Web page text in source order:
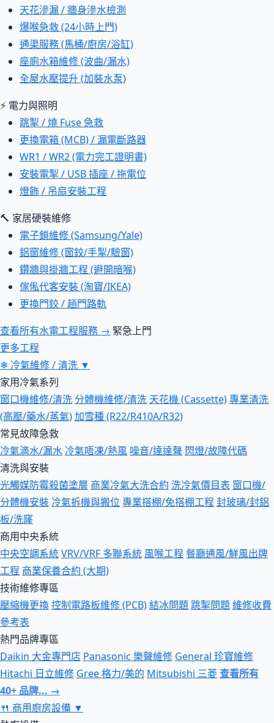
天花滲漏 / 牆身滲水檢測
爆喉急救 (24小時上門)
通渠服務 (馬桶/廚房/浴缸)
座廁水箱維修 (波曲/漏水)
全屋水壓提升 (加裝水泵)
⚡ 電力與照明
跳掣 / 燒 Fuse 急救
更換電箱 (MCB) / 漏電斷路器
WR1 / WR2 (電力完工證明書)
安裝電掣 / USB 插座 / 拖電位
燈飾 / 吊扇安裝工程
🔨 家居硬裝維修
電子鎖維修 (Samsung/Yale)
鋁窗維修 (窗鉸/手掣/驗窗)
鑽牆與掛牆工程 (避開暗喉)
傢俬代客安裝 (淘寶/IKEA)
更換門鉸 / 趟門路軌
查看所有水電工程服務 → 緊急上門
更多工程
❄ 冷氣維修 / 清洗 ▼
家用冷氣系列
窗口機維修/清洗 分體機維修/清洗 天花機 (Cassette)專業清洗
(高壓/藥水/蒸氣)加雪種 (R22/R410A/R32)
常見故障急救
冷氣滴水/漏水 冷氣唔凍/熱風 噪音/達達聲 閃燈/故障代碼
清洗與安裝
光觸媒防霉殺菌塗層 商業冷氣大洗合約 洗冷氣價目表 窗口機/
分體機安裝 冷氣拆機與搬位 專業搭棚/免搭棚工程 封玻璃/封鋁
板/洗窿
商用中央系統
中央空調系統VRV/VRF 多聯系統 風喉工程 餐廳通風/鮮風出牌
工程 商業保養合約 (大期)
技術維修專區
壓縮機更換控制電路板維修 (PCB)結冰問題跳掣問題維修收費
參考表
熱門品牌專區
Daikin 大金專門店 Panasonic 樂聲維修 General 珍寶維修
Hitachi 日立維修 Gree 格力/美的 Mitsubishi 三菱查看所有
40+ 品牌... →
🍴 商用廚房設備 ▼